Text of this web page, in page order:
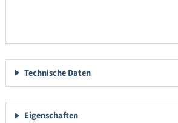
Technische Daten
Eigenschaften